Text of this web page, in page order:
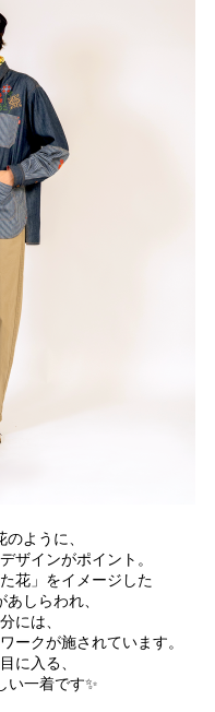
ように、
ザインがポイント。
花」をイメージした
しらわれ、
には、
ークが施されています。
に入る、
い一着です✨